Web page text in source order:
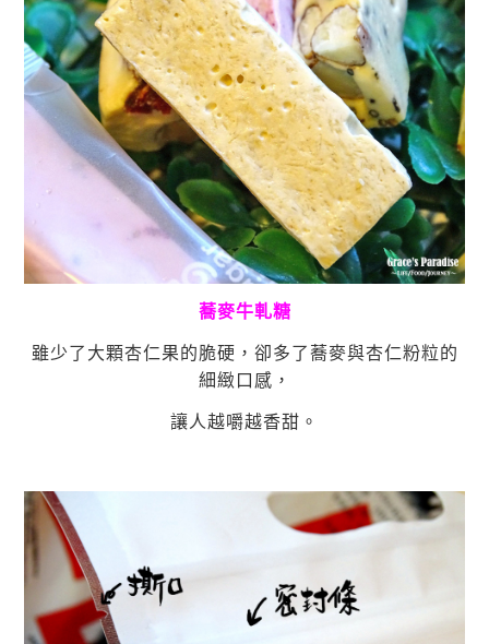
蕎麥牛軋糖
雖少了大顆杏仁果的脆硬，卻多了蕎麥與杏仁粉粒的
細緻口感，
讓人越嚼越香甜。